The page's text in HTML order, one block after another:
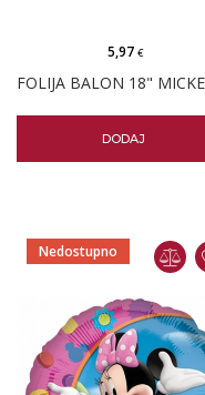
5,97€
DODAJ
Nedostupno